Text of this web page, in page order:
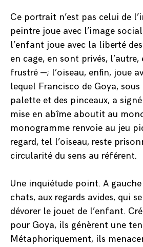
Ce portrait n’est pas celui de
peintre joue avec l’image
l’enfant joue avec la liberté
en cage, en sont privés, l’autre,
frustré —; l’oiseau, enfin, joue
lequel Francisco de Goya, sous
palette et des pinceaux, a
mise en abîme aboutit au
monogramme renvoie au jeu
regard, tel l’oiseau, reste
circularité du sens au référent.
Une inquiétude point. A
chats, aux regards avides, qui
dévorer le jouet de l’enfant.
pour Goya, ils génèrent une
Métaphoriquement, ils